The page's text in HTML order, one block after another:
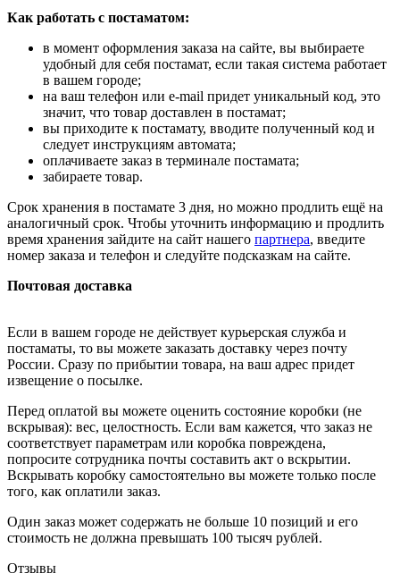
Как работать с постаматом:
в момент оформления заказа на сайте, вы выбираете
удобный для себя постамат, если такая система работает
в вашем городе;
на ваш телефон или e-mail придет уникальный код, это
значит, что товар доставлен в постамат;
вы приходите к постамату, вводите полученный код и
следует инструкциям автомата;
оплачиваете заказ в терминале постамата;
забираете товар.
Срок хранения в постамате 3 дня, но можно продлить ещё на
аналогичный срок. Чтобы уточнить информацию и продлить
время хранения зайдите на сайт нашего партнера, введите
номер заказа и телефон и следуйте подсказкам на сайте.
Почтовая доставка
Если в вашем городе не действует курьерская служба и
постаматы, то вы можете заказать доставку через почту
России. Сразу по прибытии товара, на ваш адрес придет
извещение о посылке.
Перед оплатой вы можете оценить состояние коробки (не
вскрывая): вес, целостность. Если вам кажется, что заказ не
соответствует параметрам или коробка повреждена,
попросите сотрудника почты составить акт о вскрытии.
Вскрывать коробку самостоятельно вы можете только после
того, как оплатили заказ.
Один заказ может содержать не больше 10 позиций и его
стоимость не должна превышать 100 тысяч рублей.
Отзывы